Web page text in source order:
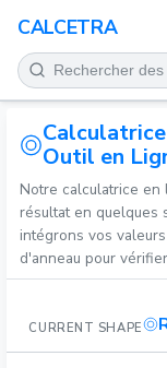
CALCETRA
CONVERSIONS
SCIENCE
QUOTIDIEN
AUTRES
Outil en
Notre calculatrice
résultat en quelques
intégrons vos
d'anneau pour
CURRENT SHAPE